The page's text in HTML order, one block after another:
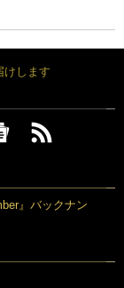
けします
』バックナン